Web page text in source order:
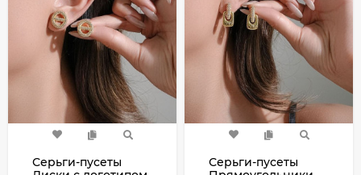
Серьги-пусеты
Серьги-пусеты